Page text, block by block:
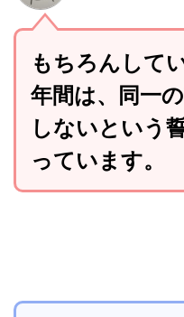
もちろんして
年間は、同一
しないという
っています。